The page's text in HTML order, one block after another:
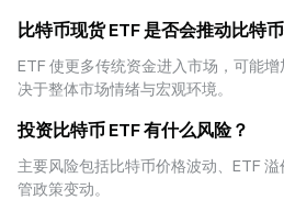
加密市场陌生的传统投资人。
四、比特币现货 ETFs 的优势
明度，同时保有加密资产的投资潜力。主要优
投资人不需要学习钱包操作或管理私钥，只
比特币现货 ETFs 的优势二：受监管的
比特币现货 ETF 是否会推动比特
ETF 使更多传统资金进入市场，可能
决于整体市场情绪与宏观环境。
投资比特币 ETF 有什么风险？
主要风险包括比特币价格波动、ETF
管政策变动。